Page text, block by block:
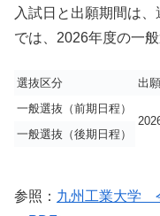
入試日と出願期間は
では、2026年度の一
選抜区分 出
一般選抜（前期日程）
一般選抜（後期日程）
参照： 九州工業大学